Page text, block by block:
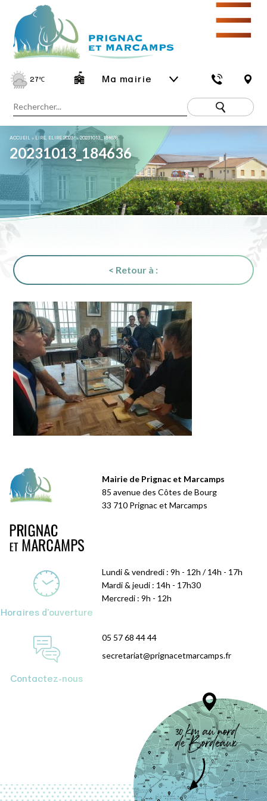
27℃ Ma mairie
☰
ACCUEIL » LIRE, ELIRE 2023 !»20231013_184636
20231013_184636
< Retour à :
Mairie de Prignac et Marcamps
85 avenue des Côtes de Bourg
33 710 Prignac et Marcamps
Horaires d'ouverture
Lundi & vendredi : 9h - 12h / 14h - 17h
Mardi & jeudi : 14h - 17h30
Mercredi : 9h - 12h
Contactez-nous
05 57 68 44 44
secretariat@prignacetmarcamps.fr